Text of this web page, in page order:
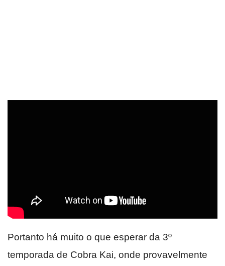
Portanto há muito o que esperar da 3º
temporada de Cobra Kai, onde provavelmente